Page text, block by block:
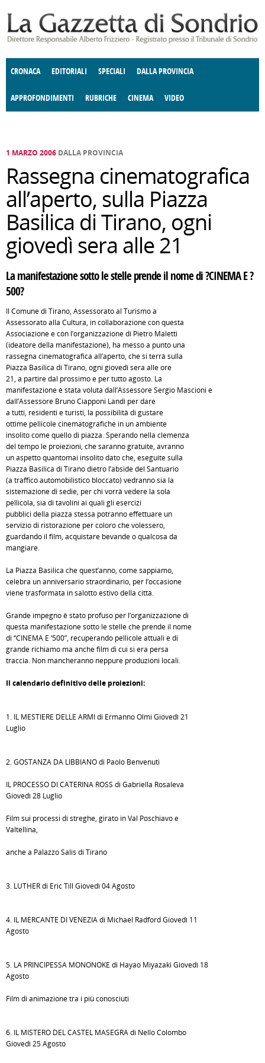
CRONACA EDITORIALI SPECIALI DALLA PROVINCIA
APPROFONDIMENTI
E SPETTACOLI POLITICA
RUBRICHE
DELLE IDEE FATTI DELLO SPIRITO
CINEMA VIDEO
1 MARZO 2006 DALLA PROVINCIA
Rassegna cinematografica
all’aperto, sulla Piazza
Basilica di Tirano, ogni
giovedì sera alle 21
La manifestazione sotto le stelle prende il nome di ?CINEMA E ?
500?
Il Comune di Tirano, Assessorato al Turismo a
Assessorato alla Cultura, in collaborazione con questa
Associazione e con l’organizzazione di Pietro Maletti
(ideatore della manifestazione), ha messo a punto una
rassegna cinematografica all’aperto, che si terrà sulla
Piazza Basilica di Tirano, ogni giovedì sera alle ore
21, a partire dal prossimo e per tutto agosto. La
manifestazione è stata voluta dall’Assessore Sergio Mascioni e
dall’Assessore Bruno Ciapponi Landi per dare
a tutti, residenti e turisti, la possibilità di gustare
ottime pellicole cinematografiche in un ambiente
insolito come quello di piazza. Sperando nella clemenza
del tempo le proiezioni, che saranno gratuite, avranno
un aspetto quantomai insolito dato che, eseguite sulla
Piazza Basilica di Tirano dietro l’abside del Santuario
(a traffico automobilistico bloccato) vedranno sia la
sistemazione di sedie, per chi vorrà vedere la sola
pellicola, sia di tavolini ai quali gli esercizi
pubblici della piazza stessa potranno effettuare un
servizio di ristorazione per coloro che volessero,
guardando il film, acquistare bevande o qualcosa da
mangiare.
La Piazza Basilica che quest’anno, come sappiamo,
celebra un anniversario straordinario, per l’occasione
viene trasformata in salotto estivo della città.
Grande impegno è stato profuso per l’organizzazione di
questa manifestazione sotto le stelle che prende il nome
di “CINEMA E ‘500”, recuperando pellicole attuali e di
grande richiamo ma anche film di cui si era persa
traccia. Non mancheranno neppure produzioni locali.
Il calendario definitivo delle proiezioni:
1. IL MESTIERE DELLE ARMI di Ermanno Olmi Giovedì 21
Luglio
2. GOSTANZA DA LIBBIANO di Paolo Benvenuti
IL PROCESSO DI CATERINA ROSS di Gabriella Rosaleva
Giovedì 28 Luglio
Film sui processi di streghe, girato in Val Poschiavo e
Valtellina,
anche a Palazzo Salis di Tirano
3. LUTHER di Eric Till Giovedì 04 Agosto
4. IL MERCANTE DI VENEZIA di Michael Radford Giovedì 11
Agosto
5. LA PRINCIPESSA MONONOKE di Hayao Miyazaki Giovedì 18
Agosto
Film di animazione tra i più conosciuti
6. IL MISTERO DEL CASTEL MASEGRA di Nello Colombo
Giovedì 25 Agosto